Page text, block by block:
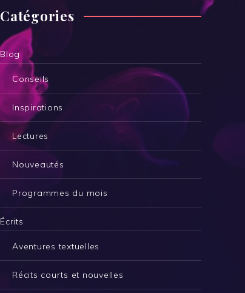
Catégories
Blog
Conseils
Inspirations
Lectures
Nouveautés
Programmes du mois
Écrits
Aventures textuelles
Récits courts et nouvelles